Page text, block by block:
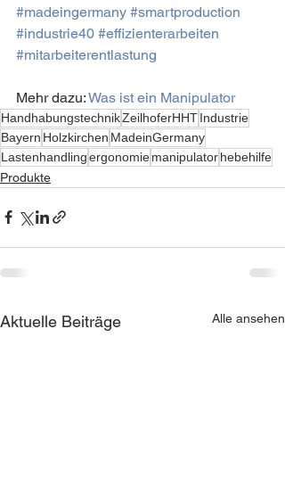
#madeingermany #smartproduction
#industrie40 #effizienterarbeiten
#mitarbeiterentlastung
Mehr dazu: Was ist ein Manipulator
HandhabungstechnikZeilhoferHHTIndustrie
Bayern Holzkirchen MadeinGermany
Lastenhandlingergonomiemanipulatorhebehilfe
Produkte
Aktuelle Beiträge Alle ansehen